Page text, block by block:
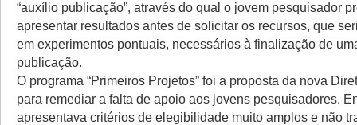
“auxílio publicação”, através do qual o jovem pesquisador
apresentar resultados antes de solicitar os recursos, que
em experimentos pontuais, necessários à finalização de
publicação.
O programa “Primeiros Projetos” foi a proposta da nova
para remediar a falta de apoio aos jovens pesquisadores.
apresentava critérios de elegibilidade muito amplos e não